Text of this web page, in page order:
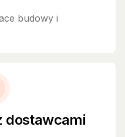
budowy i
dostawcami